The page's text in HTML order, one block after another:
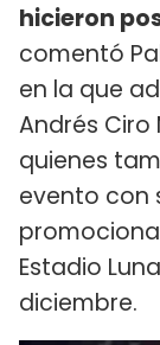
hicieron
comentó
en la que
Andrés Ciro
quienes
evento con
Estadio
diciembre.